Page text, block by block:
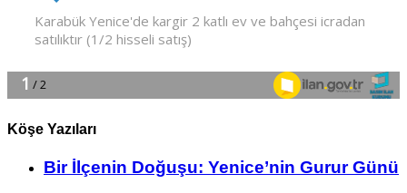
Köşe Yazıları
Bir İlçe­nin Do­ğu­şu: Ye­ni­ce’nin Gurur Günü